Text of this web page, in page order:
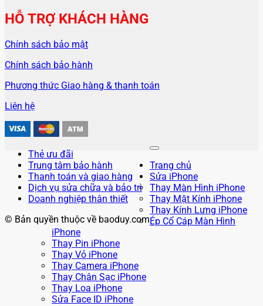
HỖ TRỢ KHÁCH HÀNG
Chính sách bảo mật
Chính sách bảo hành
Phương thức Giao hàng & thanh toán
Liên hệ
Thẻ ưu đãi
Trung tâm bảo hành
Thanh toán và giao hàng
Dịch vụ sửa chữa và bảo trì
Doanh nghiệp thân thiết
© Bản quyền thuộc về baoduy.com
Trang chủ
Sửa iPhone
Thay Màn Hình iPhone
Thay Mặt Kính iPhone
Thay Kính Lưng iPhone
Ép Cổ Cáp Màn Hình
iPhone
Thay Pin iPhone
Thay Vỏ iPhone
Thay Camera iPhone
Thay Chân Sạc iPhone
Thay Loa iPhone
Sửa Face ID iPhone